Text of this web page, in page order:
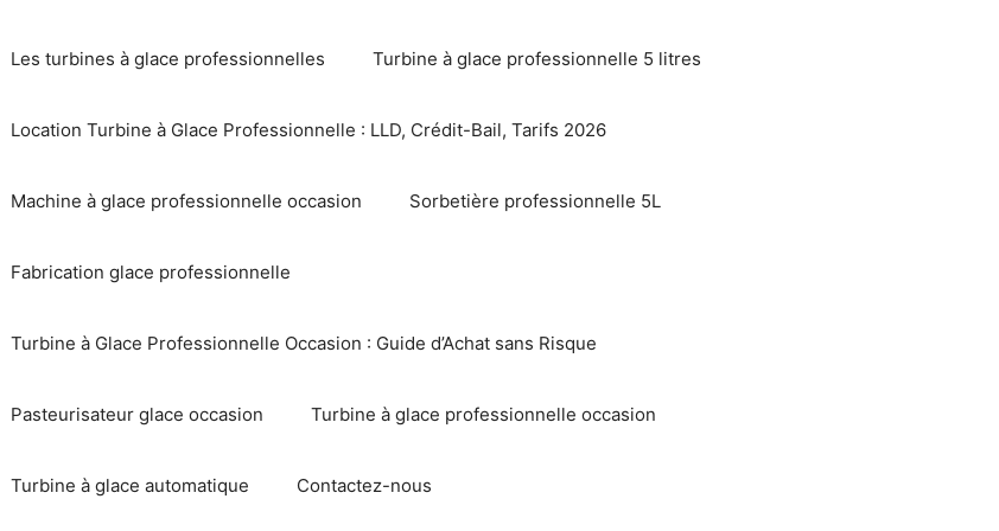
Les turbines à glace professionnelles Turbine à glace professionnelle 5 litres
Location Turbine à Glace Professionnelle : LLD, Crédit-Bail, Tarifs 2026
Machine à glace professionnelle occasion Sorbetière professionnelle 5L
Fabrication glace professionnelle
Turbine à Glace Professionnelle Occasion : Guide d’Achat sans Risque
Pasteurisateur glace occasion Turbine à glace professionnelle occasion
Turbine à glace automatique Contactez-nous